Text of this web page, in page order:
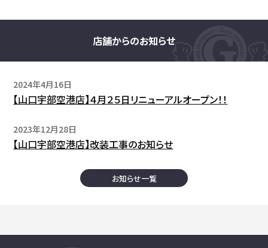
店舗からのお知らせ
2024年4月16日
【山口宇部空港店】４月２５日リニューアルオープン！！
2023年12月28日
【山口宇部空港店】改装工事のお知らせ
お知らせ一覧